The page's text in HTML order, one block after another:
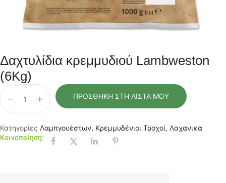
Δαχτυλίδια κρεμμυδιού Lambweston
(6Kg)
ΠΡΟΣΘΉΚΗ ΣΤΗ ΛΊΣΤΑ ΜΟΥ
Κατηγορίες Λαμπγουέστων, Κρεμμυδένιοι Τροχοί, Λαχανικά
Κοινοποίηση: